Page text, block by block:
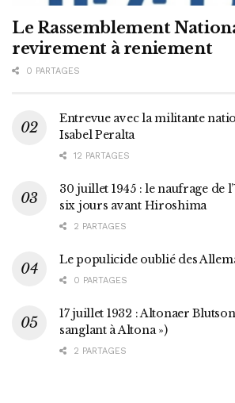
Le Rassemblement
revirement à reniement
0 PARTAGES
Entrevue avec la militante
Isabel Peralta
12 PARTAGES
30 juillet 1945 : le naufrage de
six jours avant Hiroshima
2 PARTAGES
Le populicide oublié des
0 PARTAGES
17 juillet 1932 : Altonaer
sanglant à Altona »)
2 PARTAGES